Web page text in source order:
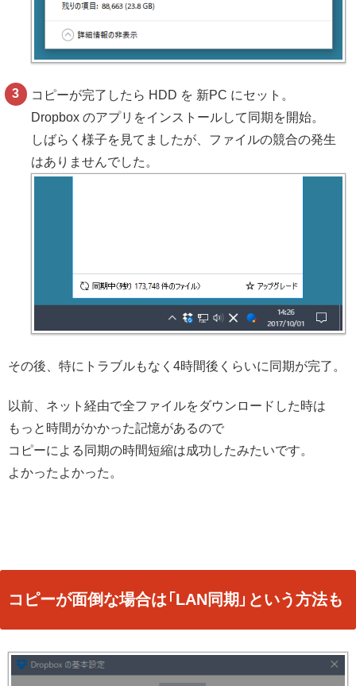
コピーが完了したら HDD を 新PC にセット。
Dropbox のアプリをインストールして同期を開始。
しばらく様子を見てましたが、ファイルの競合の発生
はありませんでした。
その後、特にトラブルもなく4時間後くらいに同期が完了。
以前、ネット経由で全ファイルをダウンロードした時は
もっと時間がかかった記憶があるので
コピーによる同期の時間短縮は成功したみたいです。
よかったよかった。
コピーが面倒な場合は「LAN同期」という方法も